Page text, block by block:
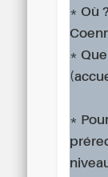
* Où
*
*